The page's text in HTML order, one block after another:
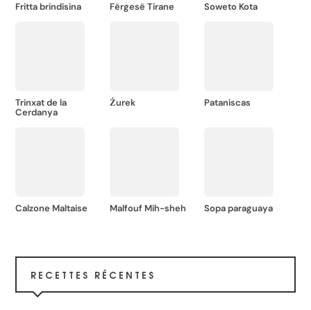
Fritta brindisina Fërgesë Tirane Soweto Kota
Trinxat de la
Cerdanya
Żurek Pataniscas
Calzone Maltaise Malfouf Mih-sheh Sopa paraguaya
RECETTES RÉCENTES